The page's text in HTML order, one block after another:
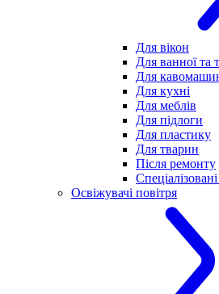
Для вікон
Для ванної та
Для
Для кухні
Для меблів
Для підлоги
Для пластику
Для тварин
Після ремонту
Освіжувачі повітря